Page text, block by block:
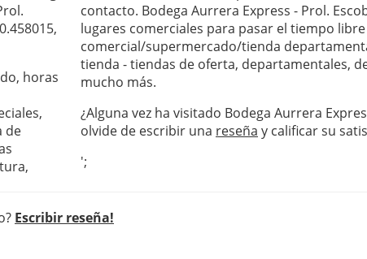
horas
de
contacto. Bodega Aurrera Express - Prol.
lugares comerciales para pasar el tiempo
comercial/supermercado/tienda
tienda - tiendas de oferta, departamentales,
mucho más.
¿Alguna vez ha visitado Bodega Aurrera
olvide de escribir una reseña y calificar su
';
Escribir reseña!